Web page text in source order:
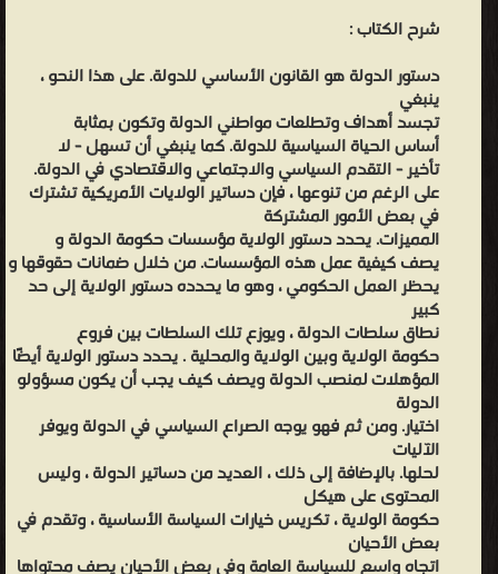
شرح الكتاب :
دستور الدولة هو القانون الأساسي للدولة. على هذا النحو ،
ينبغي
تجسد أهداف وتطلعات مواطني الدولة وتكون بمثابة
أساس الحياة السياسية للدولة. كما ينبغي أن تسهل - لا
تأخير - التقدم السياسي والاجتماعي والاقتصادي في الدولة.
على الرغم من تنوعها ، فإن دساتير الولايات الأمريكية تشترك
في بعض الأمور المشتركة
المميزات. يحدد دستور الولاية مؤسسات حكومة الدولة و
يصف كيفية عمل هذه المؤسسات. من خلال ضمانات حقوقها و
يحظر العمل الحكومي ، وهو ما يحدده دستور الولاية إلى حد
كبير
نطاق سلطات الدولة ، ويوزع تلك السلطات بين فروع
حكومة الولاية وبين الولاية والمحلية . يحدد دستور الولاية أيضًا
المؤهلات لمنصب الدولة ويصف كيف يجب أن يكون مسؤولو
الدولة
اختيار. ومن ثم فهو يوجه الصراع السياسي في الدولة ويوفر
الآليات
لحلها. بالإضافة إلى ذلك ، العديد من دساتير الدولة ، وليس
المحتوى على هيكل
حكومة الولاية ، تكريس خيارات السياسة الأساسية ، وتقدم في
بعض الأحيان
اتجاه واسع للسياسة العامة وفي بعض الأحيان يصف محتواها